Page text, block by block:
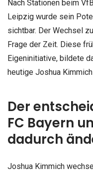
Nach Stationen beim
Leipzig wurde sein
sichtbar. Der Wechsel
Frage der Zeit. Diese
Eigeninitiative, bildete
heutige Joshua Kimmich
Der
FC Bayern
dadurch
Joshua Kimmich